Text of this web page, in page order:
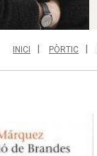
INICI PÒRTIC